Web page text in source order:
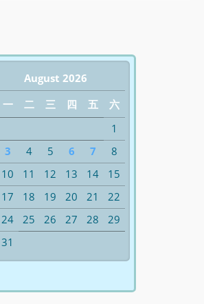
August 2026
一 二 三 四 五
六
1
3 4 5 6 7
8
10 11 12 13 14
15
17 18 19 20 21
22
24 25 26 27 28
29
31